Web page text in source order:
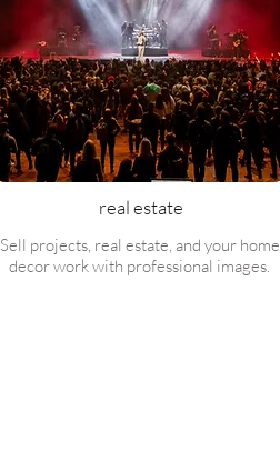
real estate
Sell projects, real estate, and your home
decor work with professional images.